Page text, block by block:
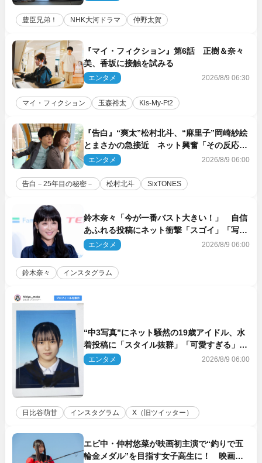
豊臣兄弟！ NHK大河ドラマ 仲野太賀
『マイ・フィクション』第6話 正樹＆奈々
美、香坂に接触を試みる
エンタメ 2026/8/9 06:30
マイ・フィクション 玉森裕太 Kis‐My‐Ft2
『告白』“爽太”松村北斗、“麻里子”岡崎紗絵
とまさかの急接近 ネット興奮「その反応
は」「いいの!?」（ネタバレあり）
エンタメ 2026/8/9 06:00
告白－25年目の秘密－ 松村北斗 SixTONES
鈴木奈々「今が一番バスト大きい！」 自信
あふれる投稿にネット衝撃「スゴイ」「写真
集を出して欲しい」
エンタメ 2026/8/9 06:00
鈴木奈々 インスタグラム
“中3写真”にネット騒然の19歳アイドル、水
着投稿に「スタイル抜群」「可愛すぎる」と
絶賛の声
エンタメ 2026/8/9 06:00
日比谷萌甘 インスタグラム X（旧ツイッター）
エビ中・仲村悠菜が映画初主演で“釣りで五
輪金メダル”を目指す女子高生に！ 映画